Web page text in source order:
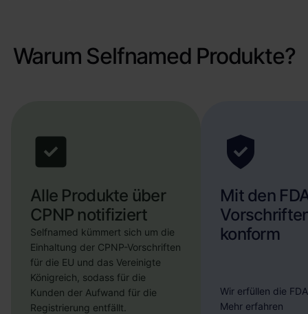
Warum Selfnamed Produkte?
Alle Produkte über
CPNP notifiziert
Selfnamed kümmert sich um die
Einhaltung der CPNP-Vorschriften
für die EU und das Vereinigte
Königreich, sodass für die
Kunden der Aufwand für die
Registrierung entfällt.
Mit den
konform
Wir erfüllen die
Mehr erfahren